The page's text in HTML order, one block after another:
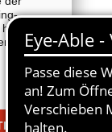
zu100%
Farbfelder
umschalten
+2